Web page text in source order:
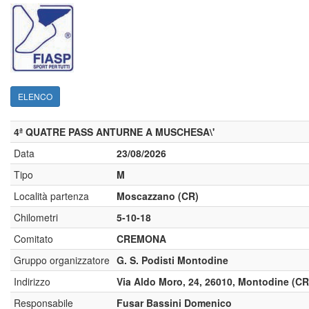
ELENCO
4ª QUATRE PASS ANTURNE A MUSCHESA\'
Data
23/08/2026
Tipo
M
Località partenza
Moscazzano (CR)
Chilometri
5-10-18
Comitato
CREMONA
Gruppo organizzatore G. S. Podisti Montodine
Indirizzo
Via Aldo Moro, 24, 26010, Montodine
Responsabile
Fusar Bassini Domenico